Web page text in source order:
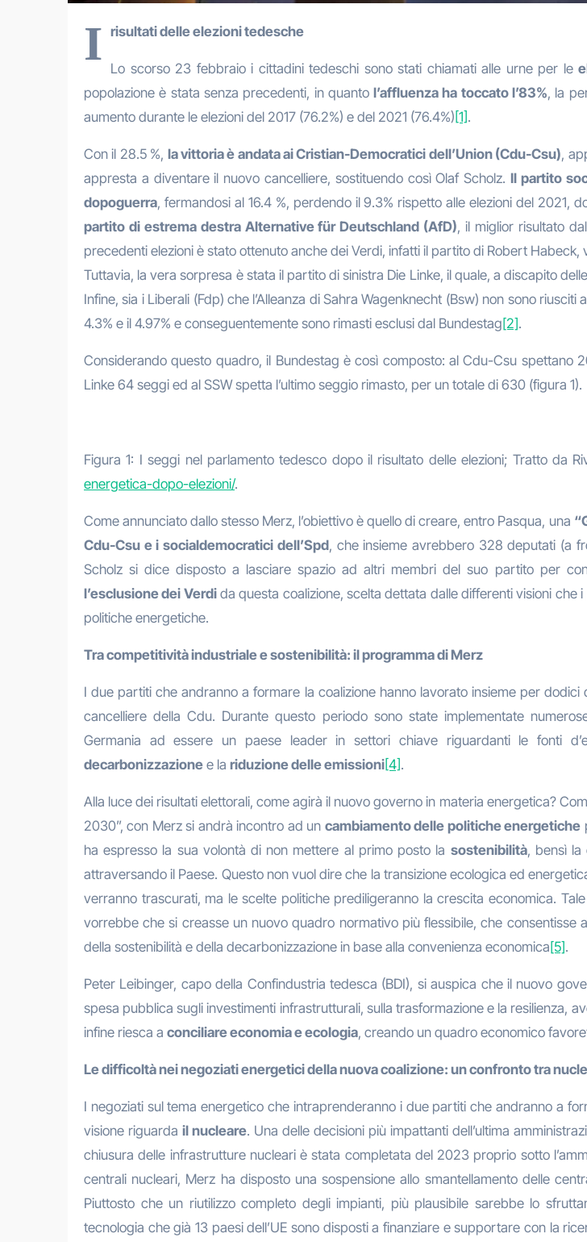
I risultati delle elezioni tedesche
Lo scorso 23 febbraio i cittadini tedeschi sono stati chiamati alle urne per le
popolazione è stata senza precedenti, in quantol’affluenza ha toccato l’83%, la
aumento durante le elezioni del 2017 (76.2%) e del 2021 (76.4%)[1].
Con il 28.5 %, la vittoria è andata ai Cristian-Democratici dell’Union (Cdu-Csu),
appresta a diventare il nuovo cancelliere, sostituendo così Olaf Scholz.Il partito
dopoguerra, fermandosi al 16.4 %, perdendo il 9.3% rispetto alle elezioni del 2021,
partito di estrema destra Alternative für Deutschland (AfD), il miglior risultato
precedenti elezioni è stato ottenuto anche dei Verdi, infatti il partito di Robert Habeck,
Tuttavia, la vera sorpresa è stata il partito di sinistra Die Linke, il quale, a discapito
Infine, sia i Liberali (Fdp) che l’Alleanza di Sahra Wagenknecht (Bsw) non sono
4.3% e il 4.97% e conseguentemente sono rimasti esclusi dal Bundestag[2].
Considerando questo quadro, il Bundestag è così composto: al Cdu-Csu spettano
Linke 64 seggi ed al SSW spetta l’ultimo seggio rimasto, per un totale di 630 (figura 1).
Figura 1: I seggi nel parlamento tedesco dopo il risultato delle elezioni; Tratto da
energetica-dopo-elezioni/.
Come annunciato dallo stesso Merz, l’obiettivo è quello di creare, entro Pasqua, una
Cdu-Csu e i socialdemocratici dell’Spd, che insieme avrebbero 328 deputati (a
Scholz si dice disposto a lasciare spazio ad altri membri del suo partito per
l’esclusione dei Verdida questa coalizione, scelta dettata dalle differenti visioni che
politiche energetiche.
Tra competitività industriale e sostenibilità: il programma di Merz
I due partiti che andranno a formare la coalizione hanno lavorato insieme per
cancelliere della Cdu. Durante questo periodo sono state implementate
Germania ad essere un paese leader in settori chiave riguardanti le fonti
decarbonizzazione e la riduzione delle emissioni[4].
Alla luce dei risultati elettorali, come agirà il nuovo governo in materia energetica?
2030”, con Merz si andrà incontro ad un cambiamento delle politiche energetiche
ha espresso la sua volontà di non mettere al primo posto la sostenibilità, bensì la
attraversando il Paese. Questo non vuol dire che la transizione ecologica ed
verranno trascurati, ma le scelte politiche prediligeranno la crescita economica.
vorrebbe che si creasse un nuovo quadro normativo più flessibile, che
della sostenibilità e della decarbonizzazione in base alla convenienza economica[5].
Peter Leibinger, capo della Confindustria tedesca (BDI), si auspica che il nuovo
spesa pubblica sugli investimenti infrastrutturali, sulla trasformazione e la resilienza,
infine riesca a conciliare economia e ecologia, creando un quadro economico
Le difficoltà nei negoziati energetici della nuova coalizione: un confronto tra
I negoziati sul tema energetico che intraprenderanno i due partiti che andranno a
visione riguardail nucleare. Una delle decisioni più impattanti dell’ultima
chiusura delle infrastrutture nucleari è stata completata del 2023 proprio sotto
centrali nucleari, Merz ha disposto una sospensione allo smantellamento delle
Piuttosto che un riutilizzo completo degli impianti, più plausibile sarebbe lo
tecnologia che già 13 paesi dell’UE sono disposti a finanziare e supportare con la